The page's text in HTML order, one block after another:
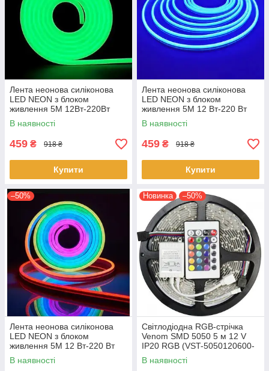
Лента неонова силіконова
LED NEON з блоком
живлення 5M 12Вт-220Вт
Зелена
В наявності
459 ₴ 918 ₴
Купити
Лента неонова силіконова
LED NEON з блоком
живлення 5M 12 Вт-220 Вт
Синій
В наявності
459 ₴ 918 ₴
Купити
–50%
Лента неонова силіконова
LED NEON з блоком
живлення 5M 12 Вт-220 Вт
Різнокольорова
В наявності
Новинка –50%
Світлодіодна RGB-стрічка
Venom SMD 5050 5 м 12 V
IP20 RGB (VST-5050120600-
RGB) з пультом і блоком
живлення
В наявності